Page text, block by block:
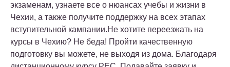
экзаменам, узнаете все о нюансах учебы и жизни в
Чехии, а также получите поддержку на всех этапах
вступительной кампании.Не хотите переезжать на
курсы в Чехию? Не беда! Пройти качественную
подготовку вы можете, не выходя из дома. Благодаря